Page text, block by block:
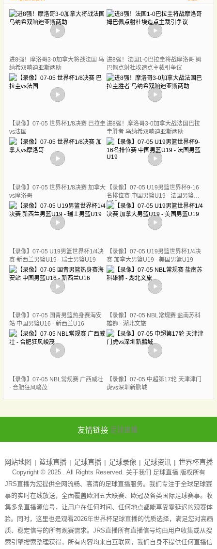
进8强！摩洛哥3-0加拿大将战法国 乌
纳希双响迪亚斯两助
进8强！法国1-0巴拉圭将战摩洛哥 姆
巴佩点射杜埃造点主裁引争议
【录像】07-05 世界杯1/8决赛 巴拉圭
vs法国
进8强！摩洛哥3-0加拿大战法国巴拉
圭胜者 乌纳希双响迪亚斯两助
【录像】07-05 世界杯1/8决赛 加拿大
vs摩洛哥
【录像】07-05 U19男篮世界杯9-16
名排位赛 中国男篮U19 - 法国男篮
U19
【录像】07-05 U19男篮世界杯1/4决
赛 新西兰男篮U19 - 瑞士男篮U19
【录像】07-05 U19男篮世界杯1/4决
赛 加拿大男篮U19 - 美国男篮U19
【录像】07-05 国青男篮热身赛海安
站 中国男篮U16 - 新西兰U16
【录像】07-05 NBL常规赛 盐南苏科
雄狮 - 湖北文旅
【录像】07-05 NBL常规赛 广西威壮
- 合肥狂风峻茂
【录像】07-05 中超第17轮 天津津门
虎vs深圳新鹏城
友情链接 足球直播
网站地图 篮球直播 足球直播 足球录像 足球资讯 世界杯直播
Copyright © 2025 . All Rights Reserved. 关于我们 足球直播版权所有
JRS直播为您提供全网流畅、高清的足球直播服务。我们专注于全球足球赛
事的实时在线放送，全面覆盖欧洲五大联赛、欧冠及各类国际足球赛事。收
集多条直播源信号，让用户在任何时间、任何地点都能享受零延迟的观赛体
验。同时，这里也是观看2026年世界杯足球直播的优质选择，满足您对高画
质、稳定信号的所有观赛需求。JRS直播所有直播信号均由用户收集或从搜
索引擎搜索整理获得，所有内容均来自互联网，我们自身不提供任何直播信